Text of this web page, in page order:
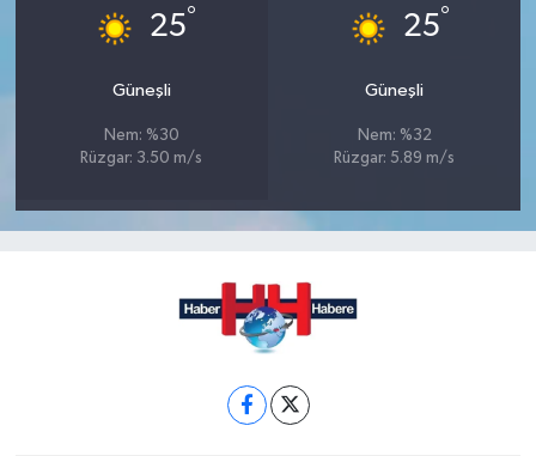
25°
Güneşli
Nem: %30
Rüzgar: 3.50 m/s
25°
Güneşli
Nem: %32
Rüzgar: 5.89 m/s